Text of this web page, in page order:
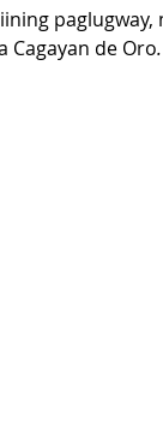
Cagayan de Oro